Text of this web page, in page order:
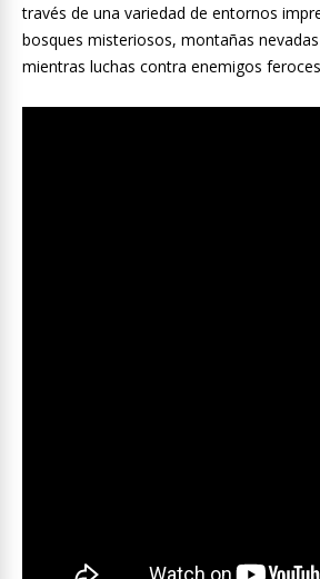
través de una variedad de entornos
bosques misteriosos, montañas
mientras luchas contra enemigos